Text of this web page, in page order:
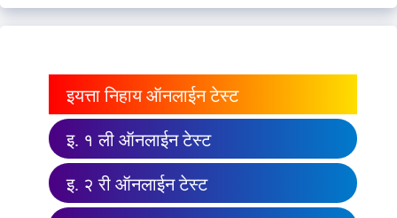
इयत्ता निहाय ऑनलाईन टेस्ट
इ. १ ली ऑनलाईन टेस्ट
इ. २ री ऑनलाईन टेस्ट